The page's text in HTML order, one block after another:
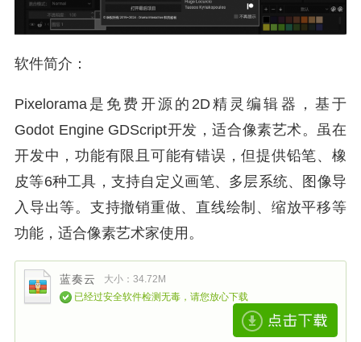
软件简介：
Pixelorama是免费开源的2D精灵编辑器，基于
Godot Engine GDScript开发，适合像素艺术。虽在
开发中，功能有限且可能有错误，但提供铅笔、橡
皮等6种工具，支持自定义画笔、多层系统、图像导
入导出等。支持撤销重做、直线绘制、缩放平移等
功能，适合像素艺术家使用。
蓝奏云
大小：34.72M
已经过安全软件检测无毒，请您放心下载